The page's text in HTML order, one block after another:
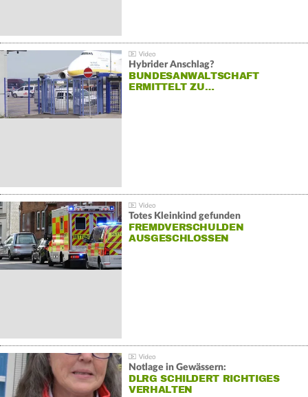
Hybrider Anschlag?
BUNDESANWALTSCHAFT
ERMITTELT ZU…
Totes Kleinkind gefunden
FREMDVERSCHULDEN
AUSGESCHLOSSEN
Notlage in Gewässern:
DLRG SCHILDERT RICHTIGES
VERHALTEN